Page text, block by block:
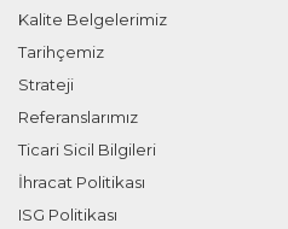
Kalite Belgelerimiz
Tarihçemiz
Strateji
Referanslarımız
Ticari Sicil Bilgileri
İhracat Politikası
ISG Politikası